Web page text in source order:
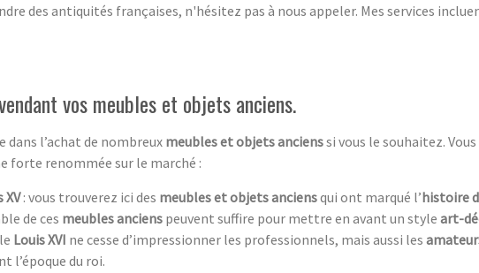
des antiquités françaises, n'hésitez pas à nous appeler. Mes services
vos meubles et objets anciens.
dans l’achat de nombreux meubles et objets ancienssi vous le souhaitez.
forte renommée sur le marché :
XV: vous trouverez ici des meubles et objets anciensqui ont marqué l’histoire
de ces meubles anciens peuvent suffire pour mettre en avant un style art-
Louis XVI ne cesse d’impressionner les professionnels, mais aussi les
l’époque du roi.